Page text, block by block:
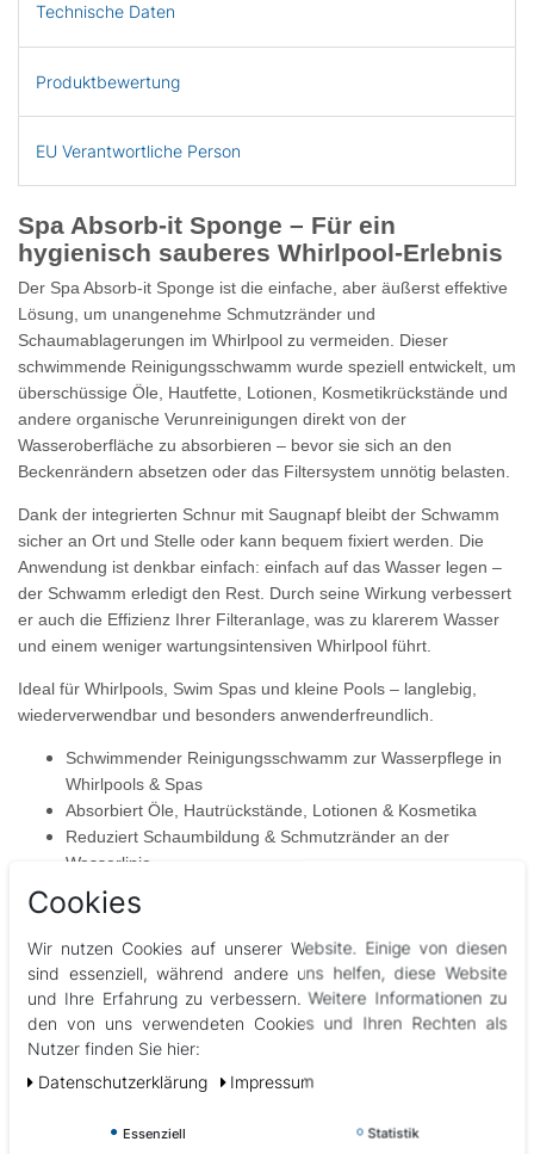
Technische Daten
Produktbewertung
EU Verantwortliche Person
Spa Absorb-it Sponge – Für ein
hygienisch sauberes Whirlpool-Erlebnis
Der Spa Absorb-it Sponge ist die einfache, aber äußerst effektive
Lösung, um unangenehme Schmutzränder und
Schaumablagerungen im Whirlpool zu vermeiden. Dieser
schwimmende Reinigungsschwamm wurde speziell entwickelt, um
überschüssige Öle, Hautfette, Lotionen, Kosmetikrückstände und
andere organische Verunreinigungen direkt von der
Wasseroberfläche zu absorbieren – bevor sie sich an den
Beckenrändern absetzen oder das Filtersystem unnötig belasten.
Dank der integrierten Schnur mit Saugnapf bleibt der Schwamm
sicher an Ort und Stelle oder kann bequem fixiert werden. Die
Anwendung ist denkbar einfach: einfach auf das Wasser legen –
der Schwamm erledigt den Rest. Durch seine Wirkung verbessert
er auch die Effizienz Ihrer Filteranlage, was zu klarerem Wasser
und einem weniger wartungsintensiven Whirlpool führt.
Ideal für Whirlpools, Swim Spas und kleine Pools – langlebig,
wiederverwendbar und besonders anwenderfreundlich.
Schwimmender Reinigungsschwamm zur Wasserpflege in
Whirlpools & Spas
Absorbiert Öle, Hautrückstände, Lotionen & Kosmetika
Reduziert Schaumbildung & Schmutzränder an der
Wasserlinie
Verbessert die Filterleistung
Wartungsintervalle
Mit Saugnapf und Schnurzur einfachen Befestigung
Wiederverwendbar & langlebig
Abbildungen können vom Original abweichen
Cookies
Wir nutzen Cookies auf unserer Website. Einige von diesen
sind essenziell, während andere uns helfen, diese Website
und Ihre Erfahrung zu verbessern. Weitere Informationen zu
den von uns verwendeten Cookies und Ihren Rechten als
Nutzer finden Sie hier:
Daten­schutz­erklärung
Impressum
Essenziell Statistik